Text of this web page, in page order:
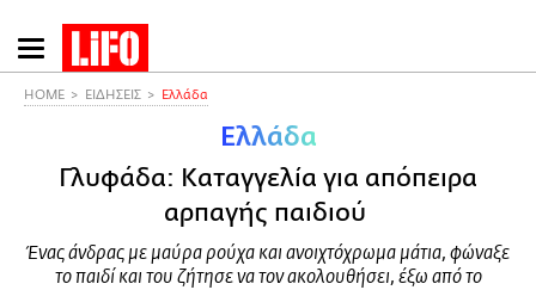
Παράκαμψη
προς
HOME ΕΙΔΗΣΕΙΣ Ελλάδα
Ελλάδα
Γλυφάδα: Καταγγελία για απόπειρα
αρπαγής παιδιού
Ένας άνδρας με μαύρα ρούχα και ανοιχτόχρωμα μάτια, φώναξε
το παιδί και του ζήτησε να τον ακολουθήσει, έξω από το